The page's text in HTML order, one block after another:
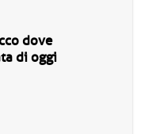
dove
di oggi